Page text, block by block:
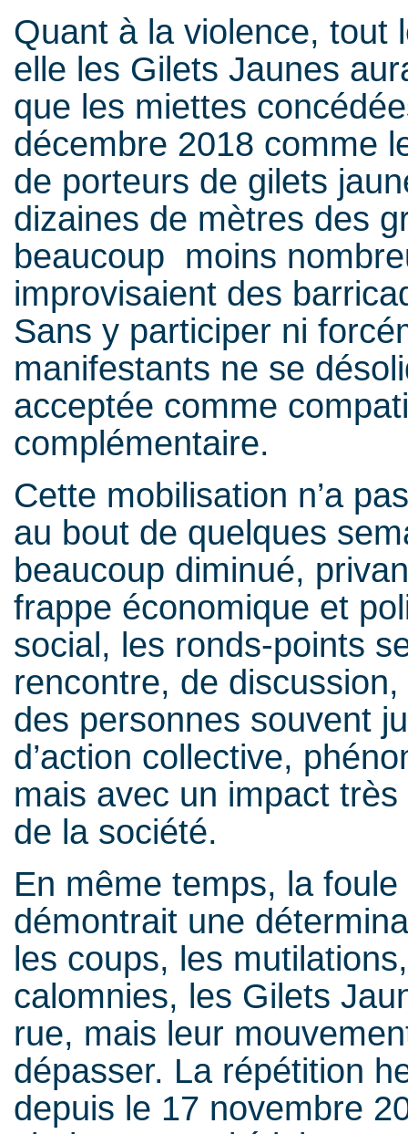
Quant à la violence, tout
elle les Gilets Jaunes
que les miettes
décembre 2018 comme
de porteurs de gilets
dizaines de mètres des
beaucoup moins
improvisaient des
Sans y participer ni
manifestants ne se
acceptée comme
complémentaire.
Cette mobilisation n’a
au bout de quelques
beaucoup diminué,
frappe économique et
social, les ronds-points
rencontre, de
des personnes souvent
d’action collective,
mais avec un impact
de la société.
En même temps, la
démontrait une
les coups, les
calomnies, les Gilets
rue, mais leur
dépasser. La répétition
depuis le 17 novembre